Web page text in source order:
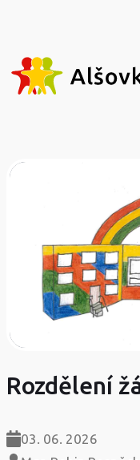
Rozdělení
03. 06. 2026